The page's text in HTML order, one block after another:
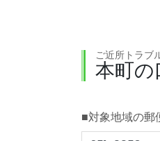
ご近所トラブ
本町
■対象地域の郵